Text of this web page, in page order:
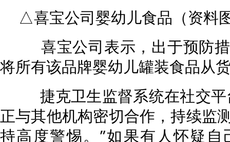
△喜宝公司婴幼儿食品（资料
喜宝公司表示，出于预防
将所有该品牌婴幼儿罐装食品从
捷克卫生监督系统在社交平
正与其他机构密切合作，持续监
持高度警惕。”如果有人怀疑